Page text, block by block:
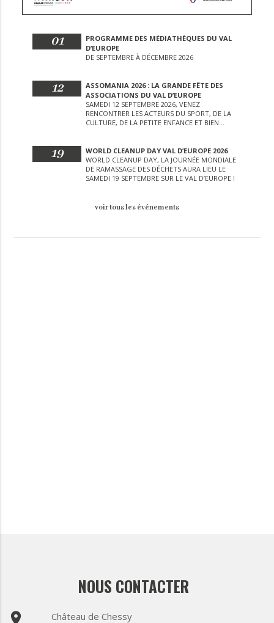
01
PROGRAMME DES MÉDIATHÈQUES DU VAL
D’EUROPE
DE SEPTEMBRE À DÉCEMBRE 2026
12
ASSOMANIA 2026 : LA GRANDE FÊTE DES
ASSOCIATIONS DU VAL D’EUROPE
SAMEDI 12 SEPTEMBRE 2026, VENEZ
RENCONTRER LES ACTEURS DU SPORT, DE LA
CULTURE, DE LA PETITE ENFANCE ET BIEN
19
WORLD CLEANUP DAY VAL D’EUROPE 2026
WORLD CLEANUP DAY, LA JOURNÉE MONDIALE
DE RAMASSAGE DES DÉCHETS AURA LIEU LE
SAMEDI 19 SEPTEMBRE SUR LE VAL D’EUROPE !
voir tous les événements
NOUS CONTACTER
place Château de Chessy